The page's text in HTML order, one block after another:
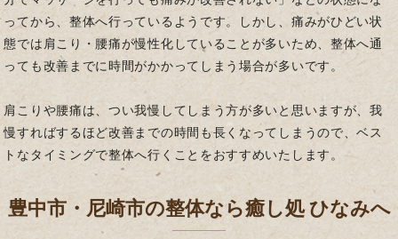
ってから、整体へ行っているようです。しかし、痛みがひどい状
態では肩こり・腰痛が慢性化していることが多いため、整体へ通
っても改善までに時間がかかってしまう場合が多いです。
肩こりや腰痛は、つい我慢してしまう方が多いと思いますが、我
慢すればするほど改善までの時間も長くなってしまうので、ベス
トなタイミングで整体へ行くことをおすすめいたします。
豊中市・尼崎市の整体なら癒し処 ひなみへ